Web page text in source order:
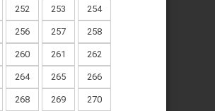
252 253 254
256 257 258
260 261 262
264 265 266
268 269 270